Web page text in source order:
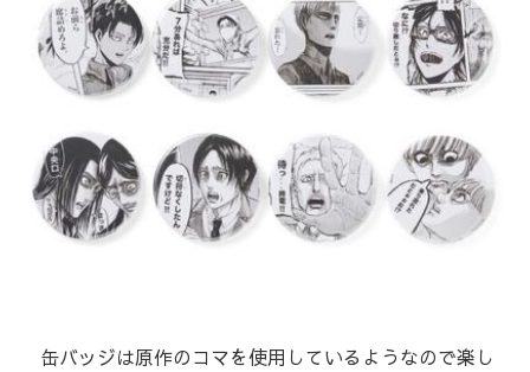
缶バッジは原作のコマを使用しているようなので楽し